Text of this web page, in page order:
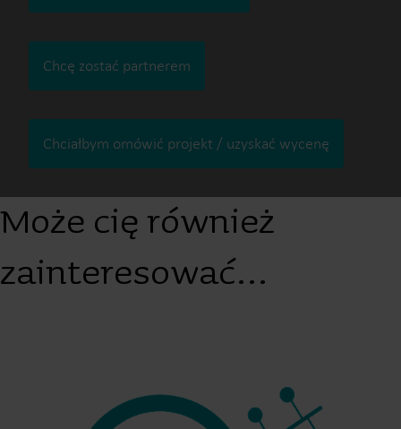
Chcę zostać partnerem
Chciałbym omówić projekt / uzyskać wycenę
Może cię również
zainteresować…